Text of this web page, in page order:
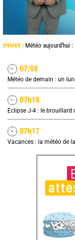
09H49 | Météo aujourd'hui
07/08
07h18
07h17
Vacances : la météo de